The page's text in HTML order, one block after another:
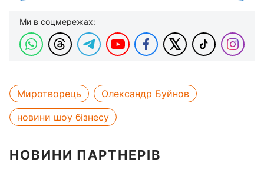
Ми в соцмережах:
Миротворець
Олександр Буйнов
новини шоу бізнесу
НОВИНИ ПАРТНЕРІВ